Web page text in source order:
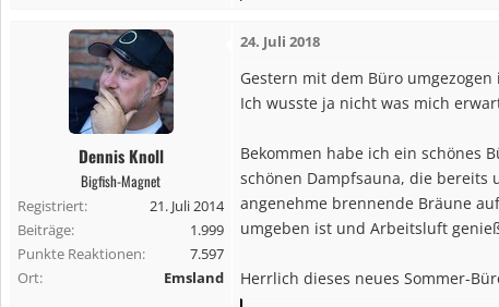
k
t
i
e
Dennis Knoll
Bigfish-Magnet
Registriert
21. Juli 2014
Beiträge
1.999
Punkte Reaktionen
7.597
Ort
Emsland
24. Juli 2018
Gestern mit dem Büro
Ich wusste ja nicht was mich
Bekommen habe ich ein schönes
schönen Dampfsauna, die
angenehme brennende Bräune
umgeben ist und Arbeitsluft
Herrlich dieses neues Sommer-